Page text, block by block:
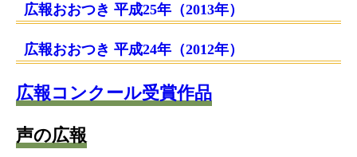
広報おおつき 平成25年（2013年）
広報おおつき 平成24年（2012年）
広報コンクール受賞作品
声の広報